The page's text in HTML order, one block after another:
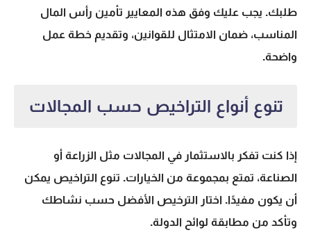
طلبك. يجب عليك وفق هذه المعايير تأمين رأس المال
المناسب، ضمان الامتثال للقوانين، وتقديم خطة عمل
واضحة.
تنوع أنواع التراخيص حسب المجالات
إذا كنت تفكر بالاستثمار في المجالات مثل الزراعة أو
الصناعة، تمتع بمجموعة من الخيارات. تنوع التراخيص يمكن
أن يكون مفيدًا. اختار الترخيص الأفضل حسب نشاطك
وتأكد من مطابقة لوائح الدولة.